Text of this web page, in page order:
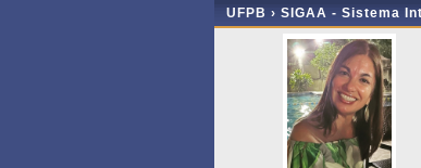
UFPB › SIGAA - Sistema